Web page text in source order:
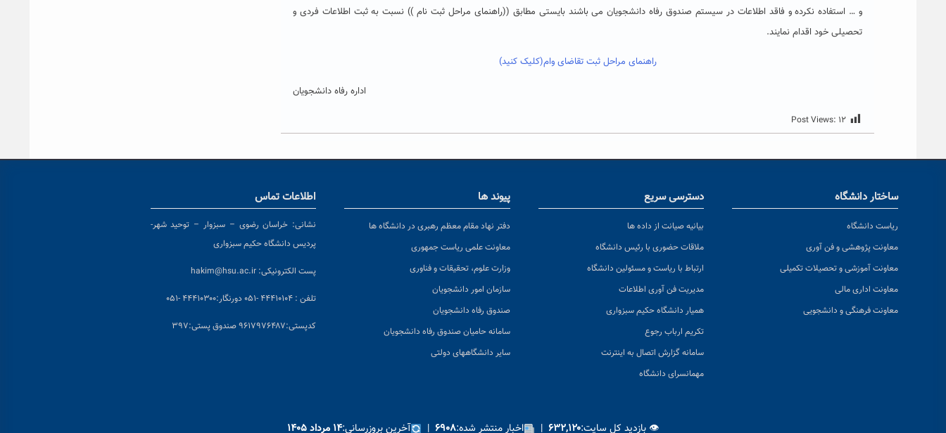
و … استفاده نکرده و فاقد اطلاعات در سیستم صندوق رفاه دانشجویان می باشند بایستی مطابق ((راهنمای مراحل ثبت نام )) نسبت به ثبت اطلاعات فردی و
تحصیلی خود اقدام نمایند.
راهنمای مراحل ثبت تقاضای وام(کلیک کنید)
اداره رفاه دانشجویان
Post Views: ۱۲
ساختار دانشگاه
ریاست دانشگاه
معاونت پژوهشی و فن آوری
معاونت آموزشی و تحصیلات تکمیلی
معاونت اداری مالی
معاونت فرهنگی و دانشجویی
دسترسی سریع
بیانیه صیانت از داده ها
ملاقات حضوری با رئیس دانشگاه
ارتباط با ریاست و مسئولین دانشگاه
مدیریت فن آوری اطلاعات
همیار دانشگاه حکیم سبزواری
تکریم ارباب رجوع
سامانه گزارش اتصال به اینترنت
مهمانسرای دانشگاه
پیوند ها
دفتر نهاد مقام معظم رهبری در دانشگاه ها
معاونت علمی ریاست جمهوری
وزارت علوم، تحقیقات و فناوری
سازمان امور دانشجویان
صندوق رفاه دانشجویان
سامانه حامیان صندوق رفاه دانشجویان
سایر دانشگاههای دولتی
اطلاعات تماس
نشانی: خراسان رضوی – سبزوار – توحید شهر-
پردیس دانشگاه حکیم سبزواری
پست الکترونیکی: hakim@hsu.ac.ir
تلفن : ۴۴۴۱۰۱۰۴ -۰۵۱ دورنگار:۴۴۴۱۰۳۰۰ -۰۵۱
کدپستی:۹۶۱۷۹۷۶۴۸۷ صندوق پستی:۳۹۷
👁 بازدید کل سایت:۶۳۲,۱۲۰ | اخبار منتشر شده:۶۹۰۸ | آخرین بروزرسانی:۱۴ مرداد ۱۴۰۵